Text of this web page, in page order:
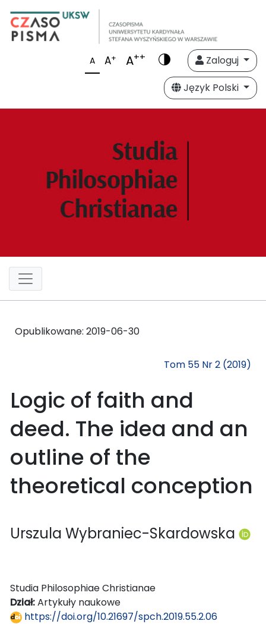
A A+ A++
Zaloguj
Język Polski
Opublikowane: 2019-06-30
Tom 55 Nr 2 (2019)
Logic of faith and
deed. The idea and an
outline of the
theoretical conception
Urszula Wybraniec-Skardowska
Studia Philosophiae Christianae
Dział:Artykuły naukowe
https://doi.org/10.21697/spch.2019.55.2.06